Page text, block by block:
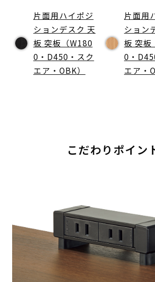
片面用ハイポジ
ションデスク 天
板 突板（W180
0・D450・スク
エア・OBK）
片面用
ション
板 突板
0・
エア・
こだわりポイン